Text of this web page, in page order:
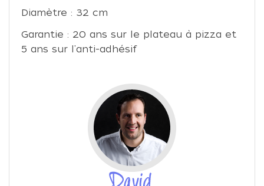
Diamètre : 32 cm
Garantie : 20 ans sur le plateau à pizza et
5 ans sur l'anti-adhésif